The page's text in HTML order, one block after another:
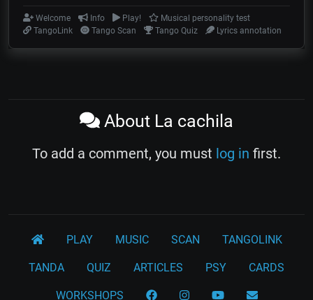
Welcome Info Play!
Musical personality test
TangoLink
Tango Scan Tango Quiz Lyrics annotation
About La cachila
To add a comment, you must log in first.
PLAY MUSIC SCAN TANGOLINK
TANDA QUIZ ARTICLES PSY CARDS
WORKSHOPS